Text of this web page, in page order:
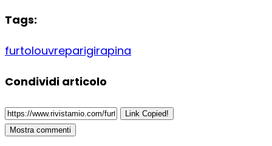
Tags:
furtolouvreparigirapina
Condividi articolo
Link Copied!
Mostra commenti